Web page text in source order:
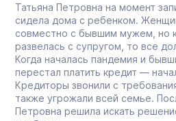
Татьяна Петровна на момент
сидела дома с ребенком.
совместно с бывшим мужем, но
развелась с супругом, то все
Когда началась пандемия и
перестал платить кредит —
Кредиторы звонили с
также угрожали всей семье.
Петровна решила искать